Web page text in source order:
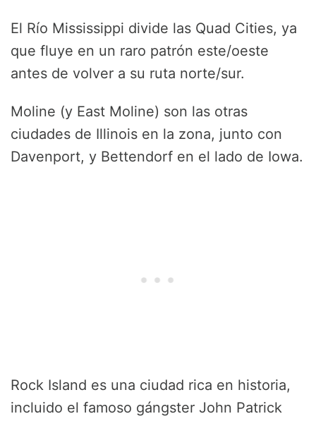
El Río Mississippi divide las Quad Cities, ya
que fluye en un raro patrón este/oeste
antes de volver a su ruta norte/sur.
Moline (y East Moline) son las otras
ciudades de Illinois en la zona, junto con
Davenport, y Bettendorf en el lado de Iowa.
Rock Island es una ciudad rica en historia,
incluido el famoso gángster John Patrick